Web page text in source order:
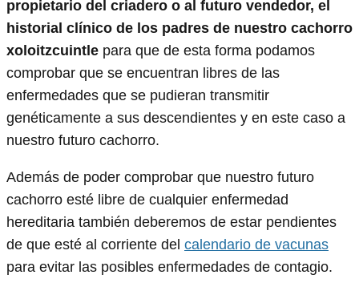
propietario del criadero o al futuro vendedor, el
historial clínico de los padres de nuestro cachorro
xoloitzcuintle para que de esta forma podamos
comprobar que se encuentran libres de las
enfermedades que se pudieran transmitir
genéticamente a sus descendientes y en este caso a
nuestro futuro cachorro.
Además de poder comprobar que nuestro futuro
cachorro esté libre de cualquier enfermedad
hereditaria también deberemos de estar pendientes
de que esté al corriente del calendario de vacunas
para evitar las posibles enfermedades de contagio.